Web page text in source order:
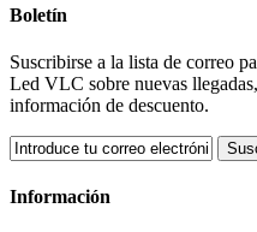
Boletín
Suscribirse a la lista de correo
Led VLC sobre nuevas
información de descuento.
Información